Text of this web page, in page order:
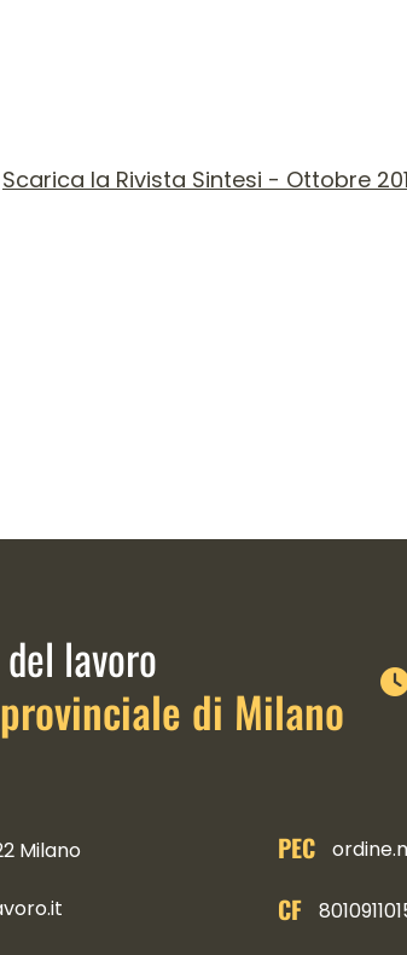
del
il file PDF
Scarica la Rivista Sintesi - Ottobre
lavoro
di Milano
Milano PEC
CF